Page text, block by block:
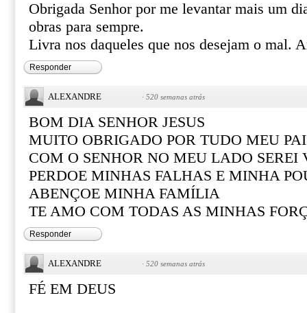
Obrigada Senhor por me levantar mais um
obras para sempre.
Livra nos daqueles que nos desejam o mal.
Responder
ALEXANDRE · 520 semanas atrás
BOM DIA SENHOR JESUS
MUITO OBRIGADO POR TUDO MEU PAI
COM O SENHOR NO MEU LADO SEREI
PERDOE MINHAS FALHAS E MINHA
ABENÇOE MINHA FAMÍLIA
TE AMO COM TODAS AS MINHAS
Responder
ALEXANDRE · 520 semanas atrás
FÉ EM DEUS